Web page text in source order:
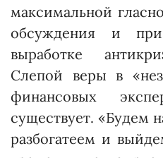
максимальной
обсуждения и
выработке
Слепой веры в
финансовых
существует. «Будем
разбогатеем и